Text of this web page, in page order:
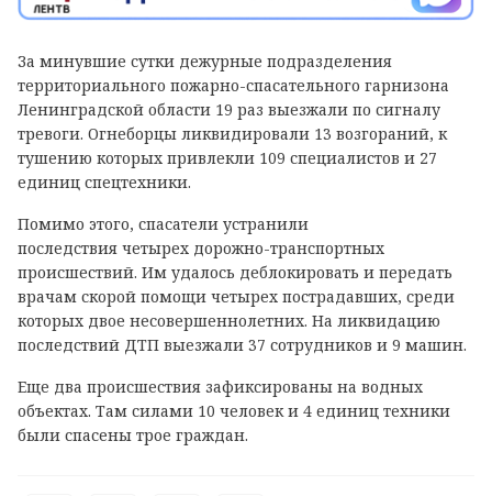
За минувшие сутки дежурные подразделения
территориального пожарно-спасательного гарнизона
Ленинградской области 19 раз выезжали по сигналу
тревоги. Огнеборцы ликвидировали 13 возгораний, к
тушению которых привлекли 109 специалистов и 27
единиц спецтехники.
Помимо этого, спасатели устранили
последствия четырех дорожно-транспортных
происшествий. Им удалось деблокировать и передать
врачам скорой помощи четырех пострадавших, среди
которых двое несовершеннолетних. На ликвидацию
последствий ДТП выезжали 37 сотрудников и 9 машин.
Еще два происшествия зафиксированы на водных
объектах. Там силами 10 человек и 4 единиц техники
были спасены трое граждан.